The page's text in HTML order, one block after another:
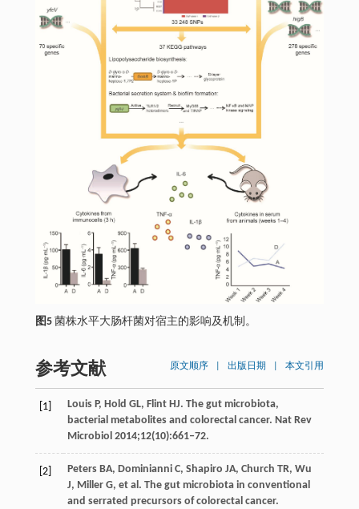
图5菌株水平大肠杆菌对宿主的影响及机制。
参考文献 原文顺序 出版日期 本文引用
[1]
Louis P, Hold GL, Flint HJ. The gut microbiota,
bacterial metabolites and colorectal cancer. Nat Rev
Microbiol 2014;12(10):661‒72.
[2]
Peters BA, Dominianni C, Shapiro JA, Church TR, Wu
J, Miller G, et al. The gut microbiota in conventional
and serrated precursors of colorectal cancer.